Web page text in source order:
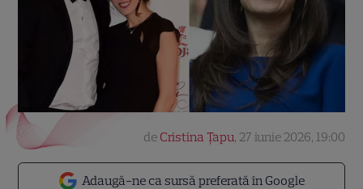
Adaugă-ne ca sursă preferată în Google
de Cristina Țapu, 27 iunie 2026, 19:00